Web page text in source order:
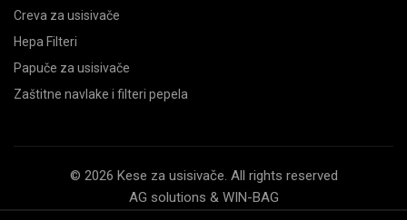
Creva za usisivače
Hepa Filteri
Papuče za usisivače
Zaštitne navlake i filteri pepela
© 2026 Kese za usisivače. All rights reserved
AG solutions & WIN-BAG